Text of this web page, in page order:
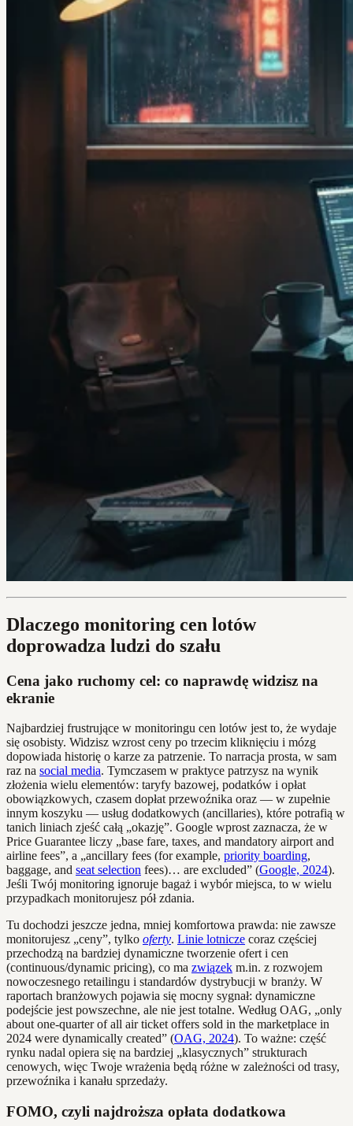
Dlaczego monitoring cen lotów
doprowadza ludzi do szału
Cena jako ruchomy cel: co naprawdę widzisz na
ekranie
Najbardziej frustrujące w monitoringu cen lotów jest to, że wydaje
się osobisty. Widzisz wzrost ceny po trzecim kliknięciu i mózg
dopowiada historię o karze za patrzenie. To narracja prosta, w sam
raz na social media. Tymczasem w praktyce patrzysz na wynik
złożenia wielu elementów: taryfy bazowej, podatków i opłat
obowiązkowych, czasem dopłat przewoźnika oraz — w zupełnie
innym koszyku — usług dodatkowych (ancillaries), które potrafią w
tanich liniach zjeść całą „okazję”. Google wprost zaznacza, że w
Price Guarantee liczy „base fare, taxes, and mandatory airport and
airline fees”, a „ancillary fees (for example, priority boarding,
baggage, and seat selection fees)… are excluded” (Google, 2024).
Jeśli Twój monitoring ignoruje bagaż i wybór miejsca, to w wielu
przypadkach monitorujesz pół zdania.
Tu dochodzi jeszcze jedna, mniej komfortowa prawda: nie zawsze
monitorujesz „ceny”, tylko oferty. Linie lotnicze coraz częściej
przechodzą na bardziej dynamiczne tworzenie ofert i cen
(continuous/dynamic pricing), co ma związek m.in. z rozwojem
nowoczesnego retailingu i standardów dystrybucji w branży. W
raportach branżowych pojawia się mocny sygnał: dynamiczne
podejście jest powszechne, ale nie jest totalne. Według OAG, „only
about one-quarter of all air ticket offers sold in the marketplace in
2024 were dynamically created” (OAG, 2024). To ważne: część
rynku nadal opiera się na bardziej „klasycznych” strukturach
cenowych, więc Twoje wrażenia będą różne w zależności od trasy,
przewoźnika i kanału sprzedaży.
FOMO, czyli najdroższa opłata dodatkowa